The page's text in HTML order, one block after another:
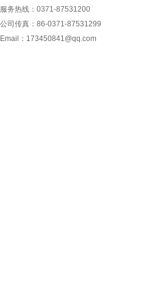
服务热线：0371-87531200
公司传真：86-0371-87531299
Email： 173450841@qq.com